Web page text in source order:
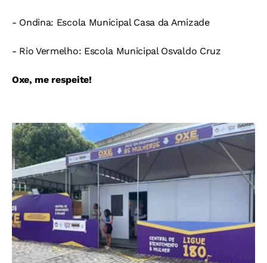
- Ondina: Escola Municipal Casa da Amizade
- Rio Vermelho: Escola Municipal Osvaldo Cruz
Oxe, me respeite!